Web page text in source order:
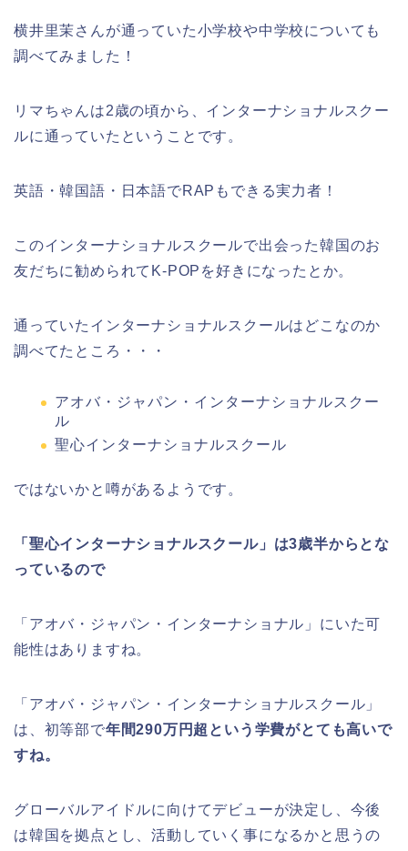
横井里茉さんが通っていた小学校や中学校についても
調べてみました！
リマちゃんは2歳の頃から、インターナショナルスクー
ルに通っていたということです。
英語・韓国語・日本語でRAPもできる実力者！
このインターナショナルスクールで出会った韓国のお
友だちに勧められてK-POPを好きになったとか。
通っていたインターナショナルスクールはどこなのか
調べてたところ・・・
アオバ・ジャパン・インターナショナルスクー
ル
聖心インターナショナルスクール
ではないかと噂があるようです。
「聖心インターナショナルスクール」は3歳半からとな
っているので
「アオバ・ジャパン・インターナショナル」にいた可
能性はありますね。
「アオバ・ジャパン・インターナショナルスクール」
は、初等部で年間290万円超という学費がとても高いで
すね。
グローバルアイドルに向けてデビューが決定 し、今後
は韓国を拠点とし、活動していく事になるかと思うの